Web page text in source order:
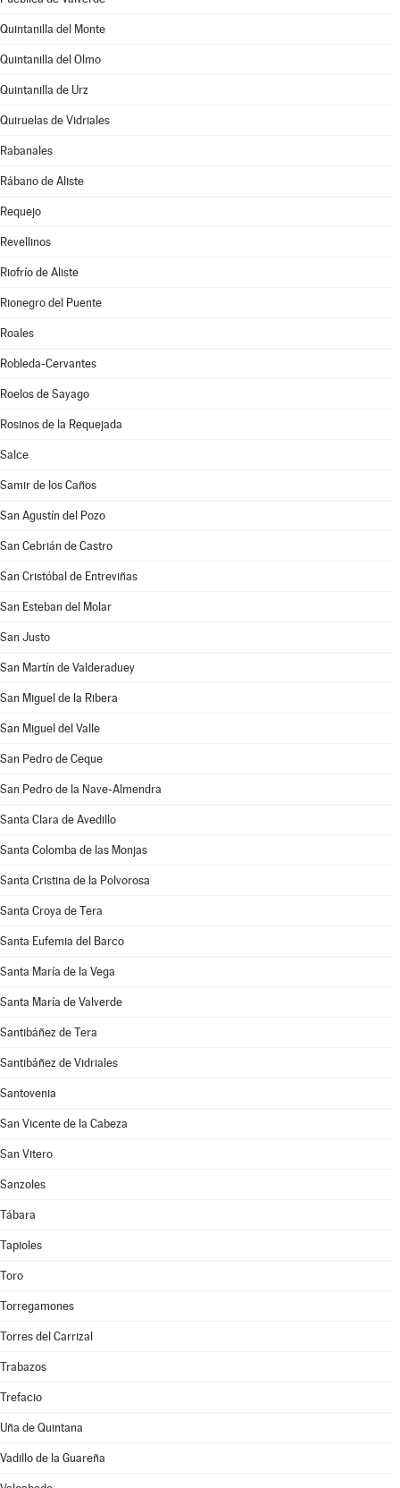
Quintanilla del Monte
Quintanilla del Olmo
Quintanilla de Urz
Quiruelas de Vidriales
Rabanales
Rábano de Aliste
Requejo
Revellinos
Riofrío de Aliste
Rionegro del Puente
Roales
Robleda-Cervantes
Roelos de Sayago
Rosinos de la Requejada
Salce
Samir de los Caños
San Agustín del Pozo
San Cebrián de Castro
San Cristóbal de Entreviñas
San Esteban del Molar
San Justo
San Martín de Valderaduey
San Miguel de la Ribera
San Miguel del Valle
San Pedro de Ceque
San Pedro de la Nave-Almendra
Santa Clara de Avedillo
Santa Colomba de las Monjas
Santa Cristina de la Polvorosa
Santa Croya de Tera
Santa Eufemia del Barco
Santa María de la Vega
Santa María de Valverde
Santibáñez de Tera
Santibáñez de Vidriales
Santovenia
San Vicente de la Cabeza
San Vitero
Sanzoles
Tábara
Tapioles
Toro
Torregamones
Torres del Carrizal
Trabazos
Trefacio
Uña de Quintana
Vadillo de la Guareña